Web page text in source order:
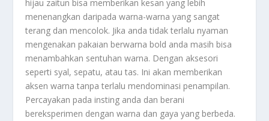
hijau zaitun bisa memberikan kesan yang lebih
menenangkan daripada warna-warna yang sangat
terang dan mencolok. Jika anda tidak terlalu nyaman
mengenakan pakaian berwarna bold anda masih bisa
menambahkan sentuhan warna. Dengan aksesori
seperti syal, sepatu, atau tas. Ini akan memberikan
aksen warna tanpa terlalu mendominasi penampilan.
Percayakan pada insting anda dan berani
bereksperimen dengan warna dan gaya yang berbeda.